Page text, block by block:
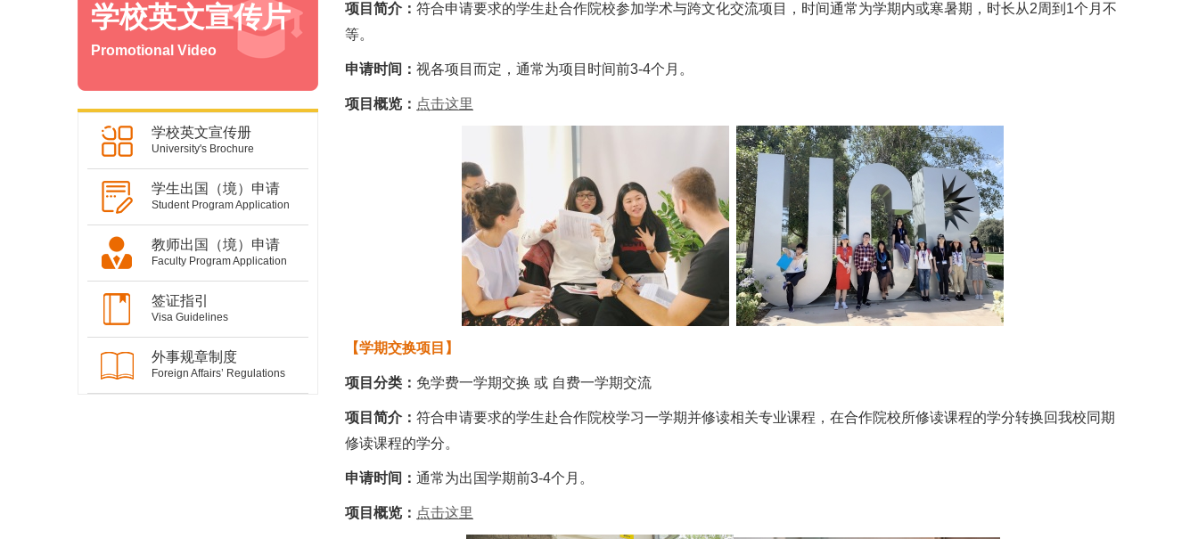
学校英文宣传片
Promotional Video
学校英文宣传册
University's Brochure
学生出国（境）申请
Student Program Application
教师出国（境）申请
Faculty Program Application
签证指引
Visa Guidelines
外事规章制度
Foreign Affairs’ Regulations
项目简介： 符合申请要求的学生赴合作院校参加学术与跨文化交流项目，时间通常为学期内或寒暑期，时长从2周到1个月不
等。
申请时间： 视各项目而定，通常为项目时间前3-4个月。
项目概览： 点击这里
【学期交换项目】
项目分类： 免学费一学期交换 或 自费一学期交流
项目简介： 符合申请要求的学生赴合作院校学习一学期并修读相关专业课程，在合作院校所修读课程的学分转换回我校同期
修读课程的学分。
申请时间： 通常为出国学期前3-4个月。
项目概览： 点击这里